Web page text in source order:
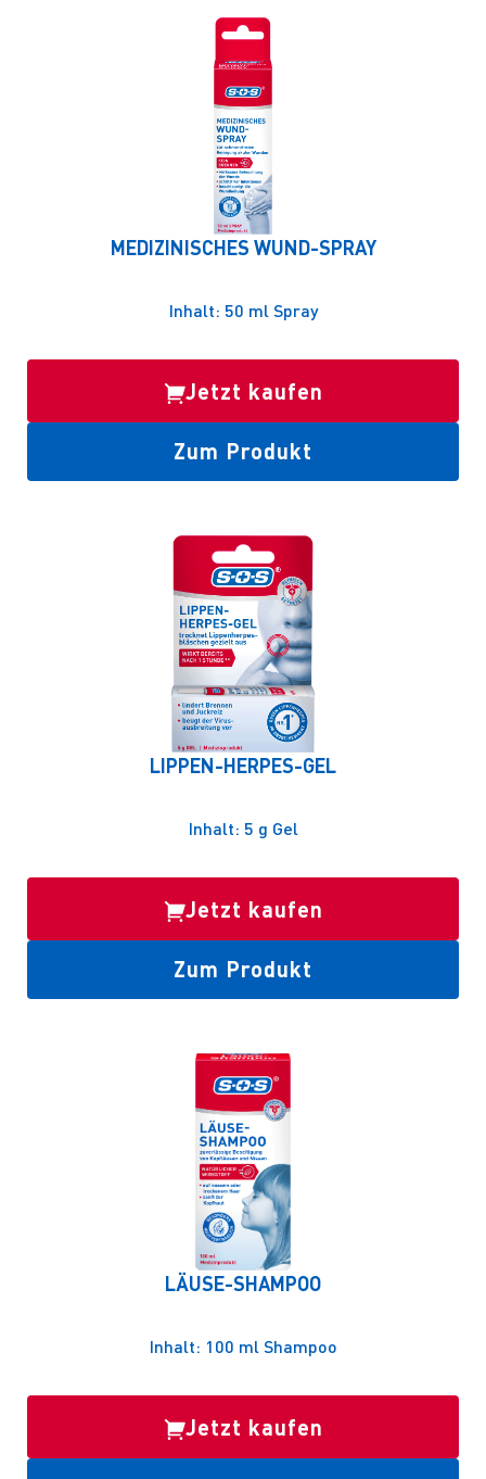
MEDIZINISCHES WUND-SPRAY
Inhalt: 50 ml Spray
Jetzt kaufen
Zum Produkt
LIPPEN-HERPES-GEL
Inhalt: 5 g Gel
Jetzt kaufen
Zum Produkt
LÄUSE-SHAMPOO
Inhalt: 100 ml Shampoo
Jetzt kaufen